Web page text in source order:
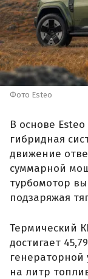
Фото Esteo
В основе
гибридная
движение
суммарной
турбомотор
подзаряжая
Термический
достигает
генераторной
на литр